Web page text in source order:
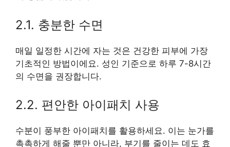
2.1. 충분한 수면
매일 일정한 시간에 자는 것은 건강한 피부에 가장
기초적인 방법이에요. 성인 기준으로 하루 7-8시간
의 수면을 권장합니다.
2.2. 편안한 아이패치 사용
수분이 풍부한 아이패치를 활용하세요. 이는 눈가를
촉촉하게 해줄 뿐만 아니라, 부기를 줄이는 데도 효